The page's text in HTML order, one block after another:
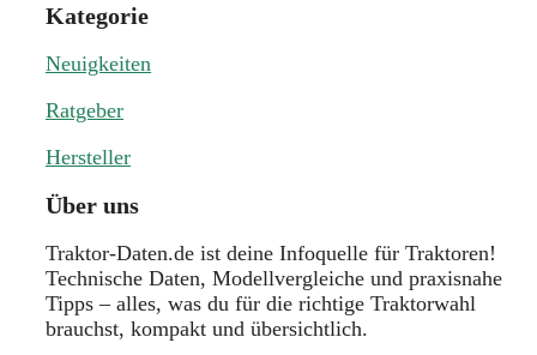
Kategorie
Neuigkeiten
Ratgeber
Hersteller
Über uns
Traktor-Daten.de ist deine Infoquelle für Traktoren!
Technische Daten, Modellvergleiche und praxisnahe
Tipps – alles, was du für die richtige Traktorwahl
brauchst, kompakt und übersichtlich.